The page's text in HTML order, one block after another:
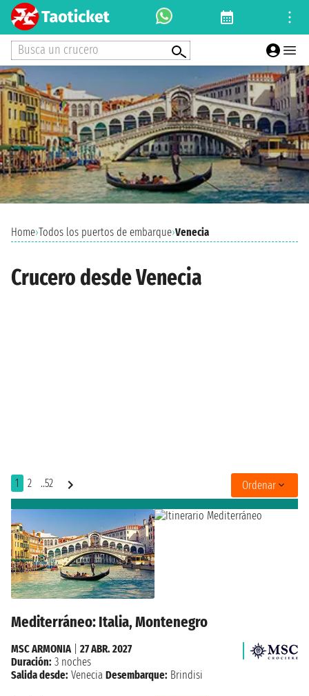
Busca un crucero
Home›Todos los puertos de embarque›Venecia
Crucero desde Venecia
1 2 ..52 Ordenar
Mediterráneo: Italia, Montenegro
MSC ARMONIA
27 ABR. 2027
Duración: 3 noches
Salida desde: Venecia Desembarque: Brindisi